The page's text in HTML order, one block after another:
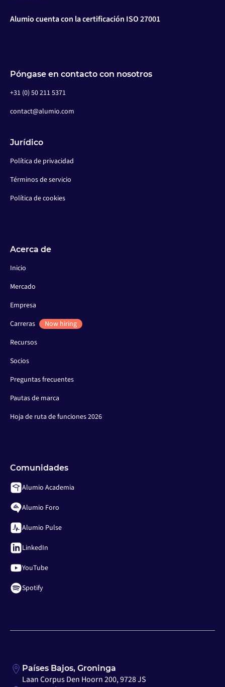
Alumio cuenta con la certificación ISO 27001
Póngase en contacto con nosotros
+31 (0) 50 211 5371
contact@alumio.com
Jurídico
Política de privacidad
Términos de servicio
Política de cookies
Acerca de
Inicio
Mercado
Empresa
Carreras
Now hiring
Recursos
Socios
Preguntas frecuentes
Pautas de marca
Hoja de ruta de funciones 2026
Comunidades
Alumio Academia
Alumio Foro
Alumio Pulse
LinkedIn
YouTube
Spotify
Países Bajos, Groninga
Laan Corpus Den Hoorn 200, 9728 JS